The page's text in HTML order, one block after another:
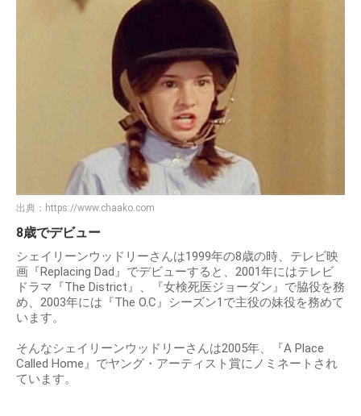
出典： https://www.chaako.com
8歳でデビュー
シェイリーンウッドリーさんは1999年の8歳の時、テレビ映
画『Replacing Dad』でデビューすると、2001年にはテレビ
ドラマ『The District』、『女検死医ジョーダン』で脇役を務
め、2003年には『The O.C』シーズン1で主役の妹役を務めて
います。
そんなシェイリーンウッドリーさんは2005年、『A Place
Called Home』でヤング・アーティスト賞にノミネートされ
ています。